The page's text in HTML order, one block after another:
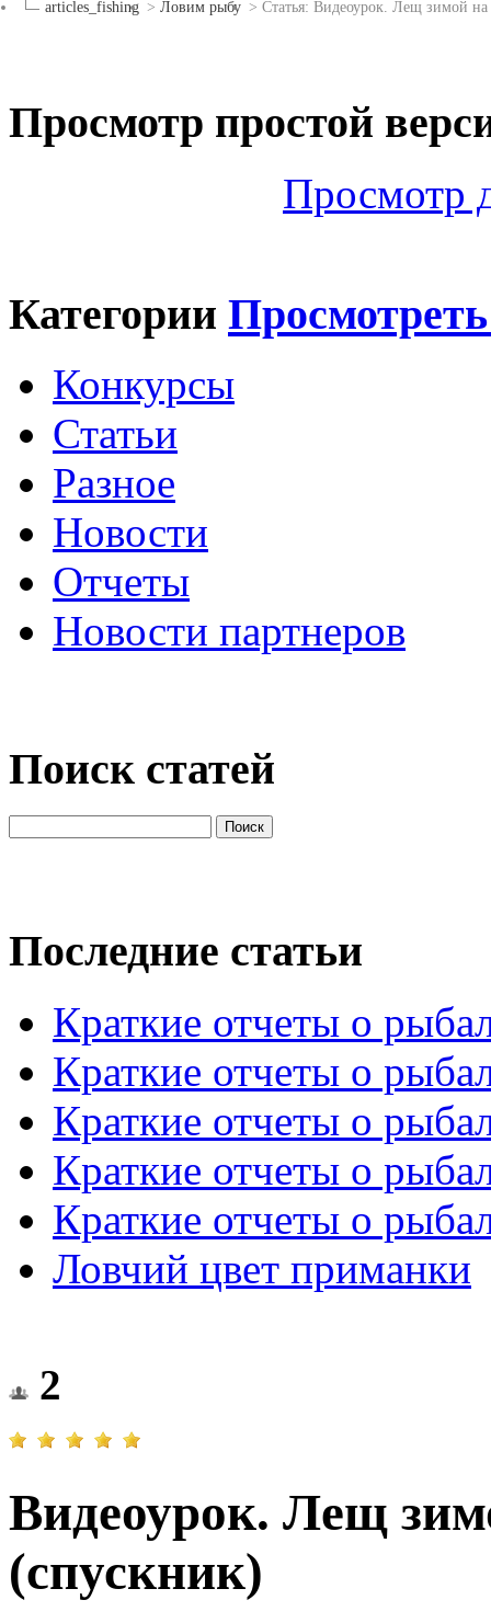
articles_fishing > Ловим рыбу > Статья: Видеоурок. Лещ зимой
Просмотр простой
Просмотр
Категории
Конкурсы
Статьи
Разное
Новости
Отчеты
Новости партнеров
Поиск статей
Последние статьи
Краткие отчеты о
Краткие отчеты о
Краткие отчеты о
Краткие отчеты о
Краткие отчеты о
Ловчий цвет приманки
2
Видеоурок. Лещ
(спускник)